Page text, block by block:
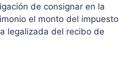
de consignar en la
el monto del impuesto
legalizada del recibo de